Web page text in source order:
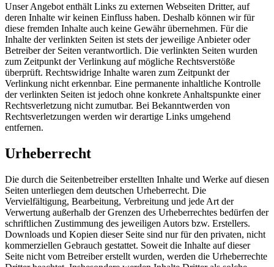
Unser Angebot enthält Links zu externen Webseiten Dritter, auf
deren Inhalte wir keinen Einfluss haben. Deshalb können wir für
diese fremden Inhalte auch keine Gewähr übernehmen. Für die
Inhalte der verlinkten Seiten ist stets der jeweilige Anbieter oder
Betreiber der Seiten verantwortlich. Die verlinkten Seiten wurden
zum Zeitpunkt der Verlinkung auf mögliche Rechtsverstöße
überprüft. Rechtswidrige Inhalte waren zum Zeitpunkt der
Verlinkung nicht erkennbar. Eine permanente inhaltliche Kontrolle
der verlinkten Seiten ist jedoch ohne konkrete Anhaltspunkte einer
Rechtsverletzung nicht zumutbar. Bei Bekanntwerden von
Rechtsverletzungen werden wir derartige Links umgehend
entfernen.
Urheberrecht
Die durch die Seitenbetreiber erstellten Inhalte und Werke auf diesen
Seiten unterliegen dem deutschen Urheberrecht. Die
Vervielfältigung, Bearbeitung, Verbreitung und jede Art der
Verwertung außerhalb der Grenzen des Urheberrechtes bedürfen der
schriftlichen Zustimmung des jeweiligen Autors bzw. Erstellers.
Downloads und Kopien dieser Seite sind nur für den privaten, nicht
kommerziellen Gebrauch gestattet. Soweit die Inhalte auf dieser
Seite nicht vom Betreiber erstellt wurden, werden die Urheberrechte